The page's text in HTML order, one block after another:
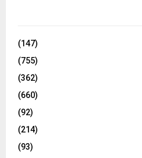
(147)
(755)
(362)
(660)
(92)
(214)
(93)